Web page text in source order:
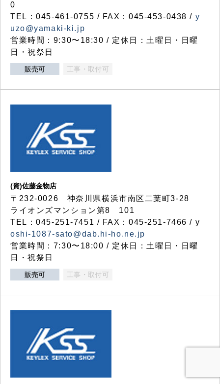
0
TEL：045-461-0755 / FAX：045-453-0438 / y
uzo@yamaki-ki.jp
営業時間：9:30〜18:30 / 定休日：土曜日・日曜
日・祝祭日
販売可 工事・取付可
(資)佐藤金物店
〒232-0026 神奈川県横浜市南区二葉町3-28
ライオンズマンション第8 101
TEL：045-251-7451 / FAX：045-251-7466 / y
oshi-1087-sato@dab.hi-ho.ne.jp
営業時間：7:30〜18:00 / 定休日：土曜日・日曜
日・祝祭日
販売可 工事・取付可